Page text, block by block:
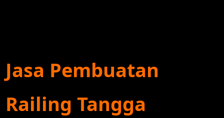
Jasa Pembuatan
Railing Tangga